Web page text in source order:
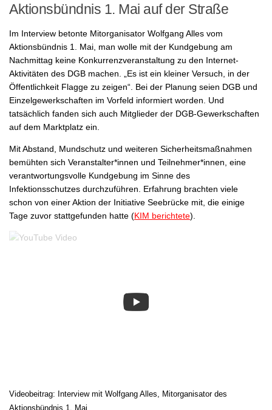
Aktionsbündnis 1. Mai auf der Straße
Im Interview betonte Mitorganisator Wolfgang Alles vom
Aktionsbündnis 1. Mai, man wolle mit der Kundgebung am
Nachmittag keine Konkurrenzveranstaltung zu den Internet-
Aktivitäten des DGB machen. „Es ist ein kleiner Versuch, in der
Öffentlichkeit Flagge zu zeigen“. Bei der Planung seien DGB und
Einzelgewerkschaften im Vorfeld informiert worden. Und
tatsächlich fanden sich auch Mitglieder der DGB-Gewerkschaften
auf dem Marktplatz ein.
Mit Abstand, Mundschutz und weiteren Sicherheitsmaßnahmen
bemühten sich Veranstalter*innen und Teilnehmer*innen, eine
verantwortungsvolle Kundgebung im Sinne des
Infektionsschutzes durchzuführen. Erfahrung brachten viele
schon von einer Aktion der Initiative Seebrücke mit, die einige
Tage zuvor stattgefunden hatte (KIM berichtete).
Videobeitrag: Interview mit Wolfgang Alles, Mitorganisator des
Aktionsbündnis 1. Mai